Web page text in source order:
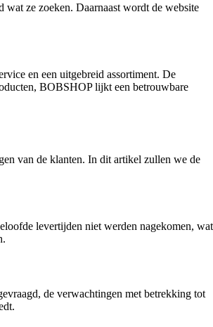
ze zoeken. Daarnaast wordt de website
en een uitgebreid assortiment. De
BOBSHOP lijkt een betrouwbare
van de klanten. In dit artikel zullen we de
levertijden niet werden nagekomen, wat
de verwachtingen met betrekking tot